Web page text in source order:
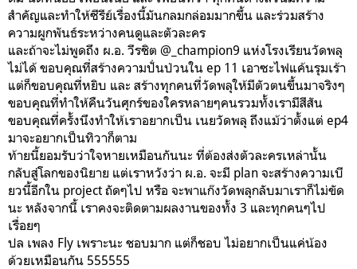
สำคัญและทำให้ซีรีย์เรื่องนี้มันกลมกล่อมมากขึ้น และร่วมสร้าง
ความผูกพันธ์ระหว่างคนดูและตัวละคร
และถ้าจะไม่พูดถึง ผ.อ. วีรชิต @_champion9 แห่งโรงเรียนวัดพลุ
ไม่ได้ ขอบคุณที่สร้างความปั่นป่วนใน ep 11 เอาซะไฟแค้นรุมเร้า
แต่ก็ขอบคุณที่หยิบ และ สร้างทุกคนที่วัดพลุให้มีตัวตนขึ้นมาจริงๆ
ขอบคุณที่ทำให้คืนวันศุกร์ของใครหลายๆคนรวมทั้งเรามีสีสัน
ขอบคุณที่ครั้งนึงทำให้เราอยากเป็น เนยวัดพลุ ถึงแม้ว่าตั้งแต่ ep4
มาจะอยากเป็นทิวาก็ตาม
ท้ายนี้ยอมรับว่าใจหายเหมือนกันนะ ที่ต้องส่งตัวละครเหล่านั้น
กลับสู่โลกของนิยาย แต่เราหวังว่า ผ.อ. จะมี plan จะสร้างความเบี
ยวนี้อีกใน project ถัดๆไป หรือ จะพาแก๊งวัดพลุกลับมาเราก็ไม่ขัด
นะ หลังจากนี้ เราคงจะติดตามผลงานของทั้ง 3 และทุกคนๆไป
เรื่อยๆ
ปล เพลง Fly เพราะนะ ชอบมาก แต่ก็ชอบ ไม่อยากเป็นแค่น้อง
ด้วยเหมือนกัน 555555